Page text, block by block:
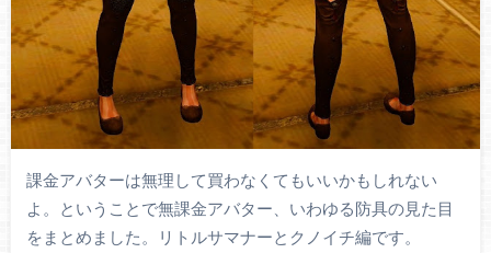
課金アバターは無理して買わなくてもいいかもしれない
よ。ということで無課金アバター、いわゆる防具の見た目
をまとめました。リトルサマナーとクノイチ編です。